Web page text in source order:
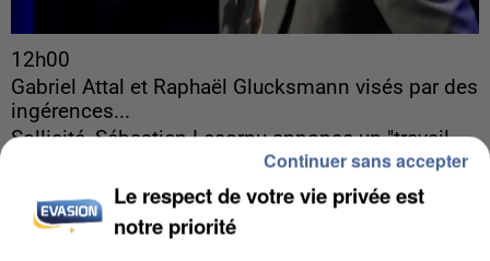
12h00
Gabriel Attal et Raphaël Glucksmann visés par des
ingérences...
Sollicité, Sébastien Lecornu annonce un "travail
commun" avec les partis à la rentrée.
Le respect de votre vie privée est
notre priorité
Continuer sans accepter